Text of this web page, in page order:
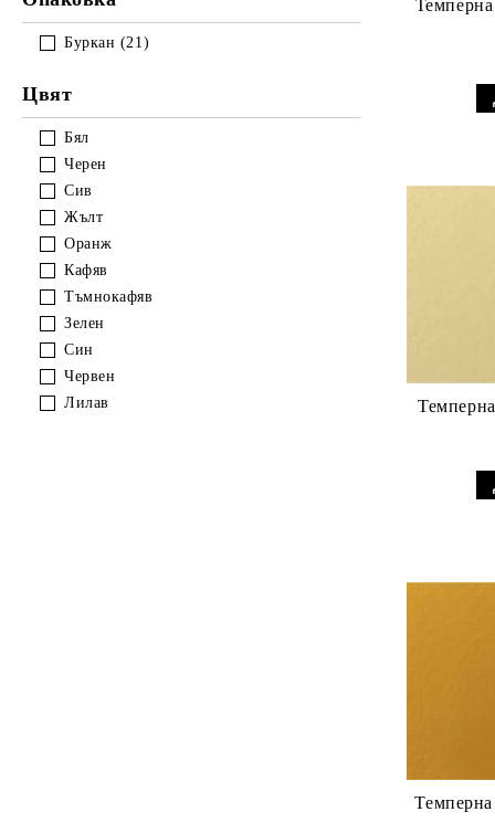
Акварелни пастели
Острилки/Гумички/Пособия
Буркан (21)
Цвят
Бял
Черен
Сив
Жълт
Оранж
Кафяв
Тъмнокафяв
Зелен
Син
Червен
Лилав